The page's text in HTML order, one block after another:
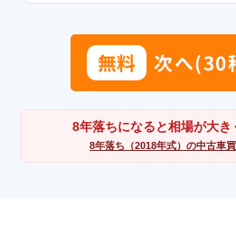
無料 次へ(30
8年落ちになると相場が大き
8年落ち（2018年式）の中古車